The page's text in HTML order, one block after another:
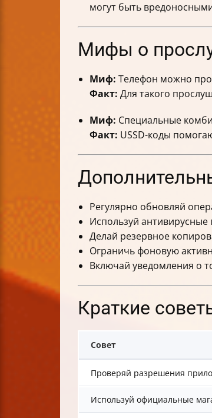
могут быть
Мифы о
Миф: Телефон можно
Факт: Для такого
Миф: Специальные
Факт: USSD-коды
Регулярно обновляй
Используй
Делай резервное
Ограничь фоновую
Включай уведомления о
Краткие
Совет
Проверяй разрешения
Используй официальные